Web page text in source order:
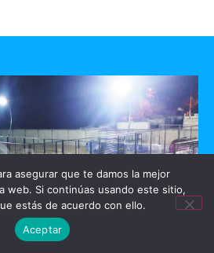
asegurar que te damos la mejor
web. Si continúas usando este sitio,
estás de acuerdo con ello.
Aceptar